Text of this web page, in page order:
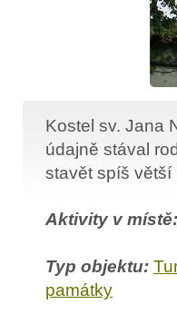
Kostel sv. Jana
údajně stával
stavět spíš větší
Aktivity v místě:
Typ objektu:
památky